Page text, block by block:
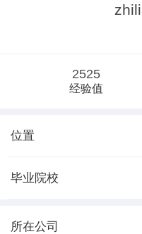
2525
经验值
位置
毕业院校
所在公司